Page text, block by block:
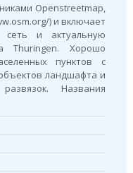
Openstreetmap,
) и включает
и актуальную
Thuringen. Хорошо
пунктов с
ландшафта и
Названия